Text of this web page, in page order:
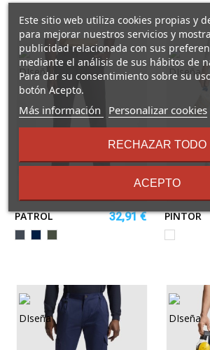
PATROL
32,91 €
NegroMARINO
PLOMO
PINTOR
Blanco
Este sitio web utiliza cookies propias y
para mejorar nuestros servicios y
publicidad relacionada con sus
mediante el análisis de sus hábitos de
Para dar su consentimiento sobre su
botón Acepto.
Más información
sobre
términos
condiciones
Personalizar cookies
RECHAZAR TODO
ACEPTO